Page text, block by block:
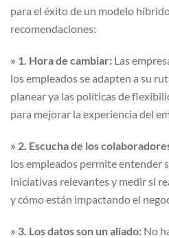
para el éxito de un modelo
recomendaciones:
» 1. Hora de cambiar: Las
los empleados se adapten a su
planear ya las políticas de
para mejorar la experiencia del
» 2. Escucha de los
los empleados permite entender
iniciativas relevantes y medir si
y cómo están impactando el
» 3. Los datos son un aliado: No